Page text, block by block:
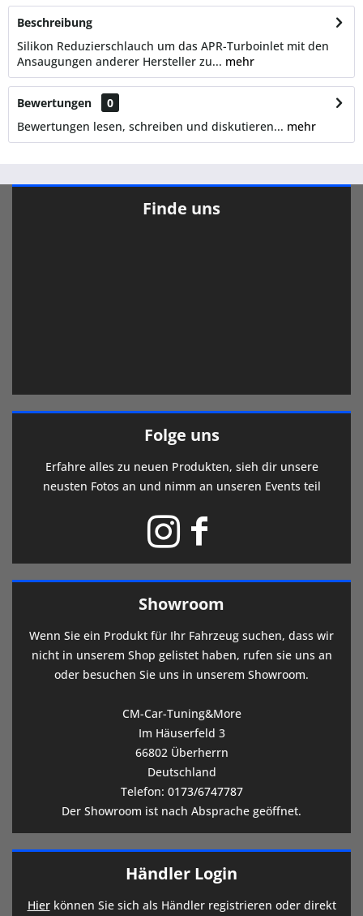
Beschreibung
Silikon Reduzierschlauch um das APR-Turboinlet mit den
Ansaugungen anderer Hersteller zu... mehr
Bewertungen
0
Bewertungen lesen, schreiben und diskutieren... mehr
Finde uns
Folge uns
Erfahre alles zu neuen Produkten, sieh dir unsere
neusten Fotos an und nimm an unseren Events teil
Showroom
Wenn Sie ein Produkt für Ihr Fahrzeug suchen, dass wir
nicht in unserem Shop gelistet haben, rufen sie uns an
oder besuchen Sie uns in unserem Showroom.
CM-Car-Tuning&More
Im Häuserfeld 3
66802 Überherrn
Deutschland
Telefon: 0173/6747787
Der Showroom ist nach Absprache geöffnet.
Händler Login
Hierkönnen Sie sich als Händler registrieren oder direkt